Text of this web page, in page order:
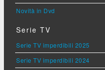
Novità in Dvd
Serie TV
Serie TV imperdibili 2025
Serie TV imperdibili 2024